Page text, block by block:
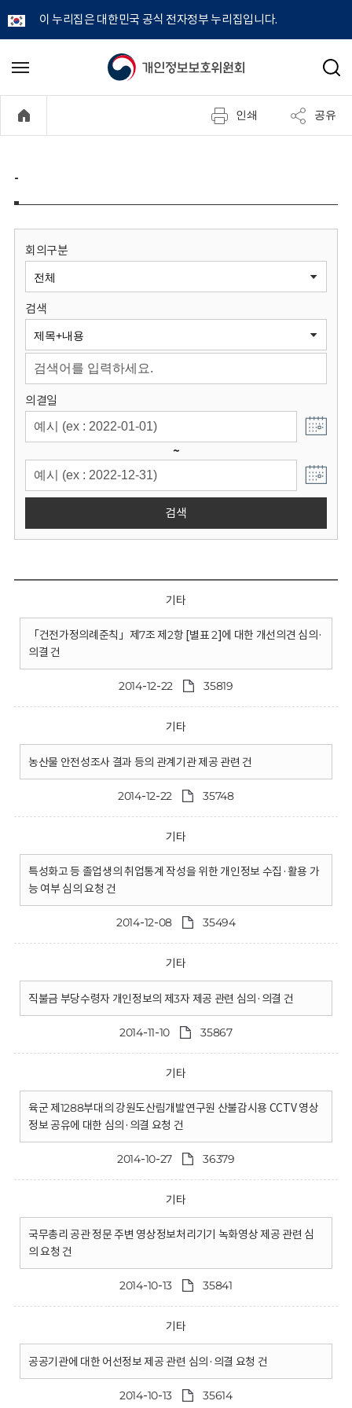
이 누리집은 대한민국 공식 전자정부 누리집입니다.
개
정
보
원
회
메
기
검
인쇄 공유
-
회의구분
검색
의결일
~
검색
기타
「건전가정의례준칙」제7조 제2항 [별표 2]에 대한 개선의견 심의·
의결 건
2014-12-22 35819
기타
농산물 안전성조사 결과 등의 관계기관 제공 관련 건
2014-12-22 35748
기타
특성화고 등 졸업생의 취업통계 작성을 위한 개인정보 수집·활용 가
능 여부 심의 요청 건
2014-12-08 35494
기타
직불금 부당수령자 개인정보의 제3자 제공 관련 심의·의결 건
2014-11-10 35867
기타
육군 제1288부대의 강원도산림개발연구원 산불감시용 CCTV 영상
정보 공유에 대한 심의·의결 요청 건
2014-10-27 36379
기타
국무총리 공관 정문 주변 영상정보처리기기 녹화영상 제공 관련 심
의 요청 건
2014-10-13 35841
기타
공공기관에 대한 어선정보 제공 관련 심의·의결 요청 건
2014-10-13 35614